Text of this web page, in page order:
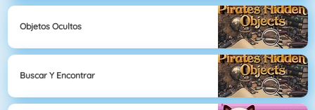
Objetos Ocultos
Buscar Y Encontrar